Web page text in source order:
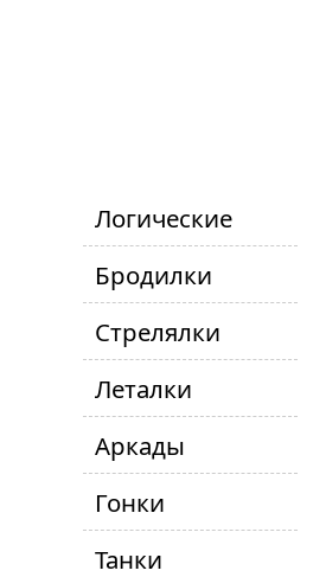
Логические
Бродилки
Стрелялки
Леталки
Аркады
Гонки
Танки